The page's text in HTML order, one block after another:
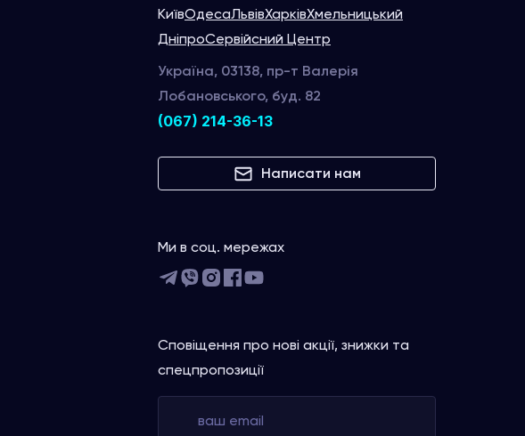
КиївОдесаЛьвівХарківХмельницький
ДніпроСервійсний Центр
Україна, 03138, пр-т Валерія
Лобановського, буд. 82
(067) 214-36-13
Написати нам
Ми в соц. мережах
Сповіщення про нові акції, знижки та
спецпропозиції